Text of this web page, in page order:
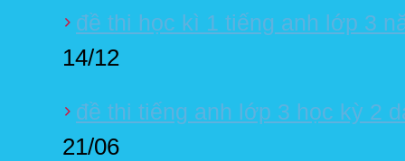
đề thi học kì 1 tiếng anh lớp 3
14/12
đề thi tiếng anh lớp 3 học kỳ 2
21/06